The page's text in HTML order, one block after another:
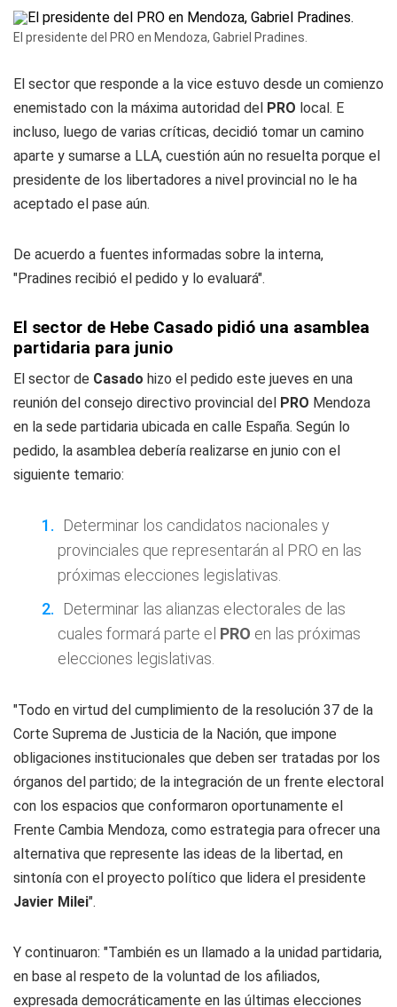
El presidente del PRO en Mendoza, Gabriel Pradines.
El sector que responde a la vice estuvo desde un comienzo
enemistado con la máxima autoridad del PRO local. E
incluso, luego de varias críticas, decidió tomar un camino
aparte y sumarse a LLA, cuestión aún no resuelta porque el
presidente de los libertadores a nivel provincial no le ha
aceptado el pase aún.
De acuerdo a fuentes informadas sobre la interna,
"Pradines recibió el pedido y lo evaluará".
El sector de Hebe Casado pidió una asamblea
partidaria para junio
El sector de Casado hizo el pedido este jueves en una
reunión del consejo directivo provincial del PRO Mendoza
en la sede partidaria ubicada en calle España. Según lo
pedido, la asamblea debería realizarse en junio con el
siguiente temario:
Determinar los candidatos nacionales y
provinciales que representarán al PRO en las
próximas elecciones legislativas.
Determinar las alianzas electorales de las
cuales formará parte el PRO en las próximas
elecciones legislativas.
"Todo en virtud del cumplimiento de la resolución 37 de la
Corte Suprema de Justicia de la Nación, que impone
obligaciones institucionales que deben ser tratadas por los
órganos del partido; de la integración de un frente electoral
con los espacios que conformaron oportunamente el
Frente Cambia Mendoza, como estrategia para ofrecer una
alternativa que represente las ideas de la libertad, en
sintonía con el proyecto político que lidera el presidente
Javier Milei".
Y continuaron: "También es un llamado a la unidad partidaria,
en base al respeto de la voluntad de los afiliados,
expresada democráticamente en las últimas elecciones